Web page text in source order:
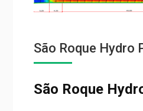
São Roque Hydro
São Roque